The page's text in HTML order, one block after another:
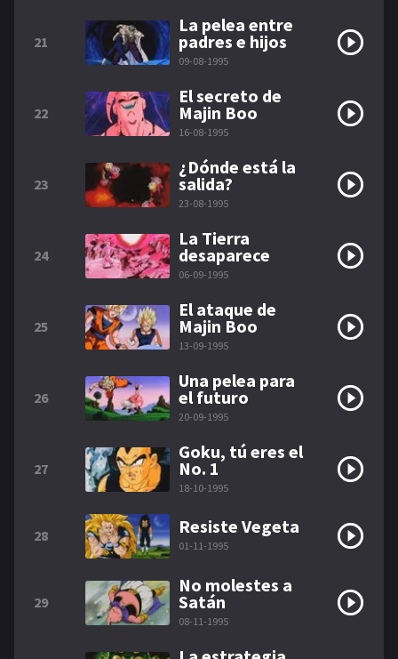
21
La pelea entre
padres e hijos
09-08-1995
22
El secreto de
Majin Boo
16-08-1995
23
¿Dónde está la
salida?
23-08-1995
24
La Tierra
desaparece
06-09-1995
25
El ataque de
Majin Boo
13-09-1995
26
Una pelea para
el futuro
20-09-1995
27
Goku, tú eres el
No. 1
18-10-1995
28 Resiste Vegeta
01-11-1995
29
No molestes a
Satán
08-11-1995